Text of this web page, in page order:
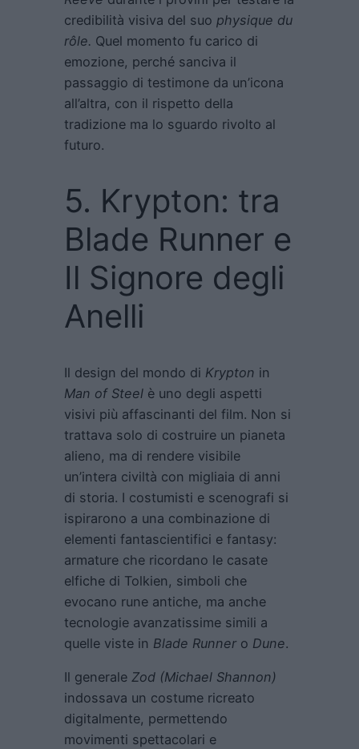
credibilità visiva del suo physique du
rôle. Quel momento fu carico di
emozione, perché sanciva il
passaggio di testimone da un’icona
all’altra, con il rispetto della
tradizione ma lo sguardo rivolto al
futuro.
5. Krypton: tra
Blade Runner e
Il Signore degli
Anelli
Il design del mondo di Krypton in
Man of Steel è uno degli aspetti
visivi più affascinanti del film. Non si
trattava solo di costruire un pianeta
alieno, ma di rendere visibile
un’intera civiltà con migliaia di anni
di storia. I costumisti e scenografi si
ispirarono a una combinazione di
elementi fantascientifici e fantasy:
armature che ricordano le casate
elfiche di Tolkien, simboli che
evocano rune antiche, ma anche
tecnologie avanzatissime simili a
quelle viste in Blade Runnero Dune.
Il generale Zod (Michael Shannon)
indossava un costume ricreato
digitalmente, permettendo
movimenti spettacolari e